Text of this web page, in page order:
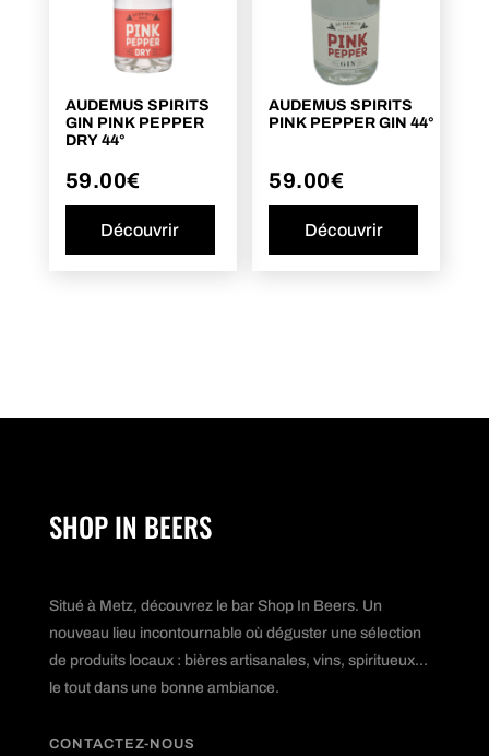
AUDEMUS SPIRITS
GIN PINK PEPPER
DRY 44°
59.00€
Découvrir
AUDEMUS SPIRITS
PINK PEPPER GIN 44°
59.00€
Découvrir
SHOP IN BEERS
Situé à Metz, découvrez le bar Shop In Beers. Un
nouveau lieu incontournable où déguster une sélection
de produits locaux : bières artisanales, vins, spiritueux...
le tout dans une bonne ambiance.
CONTACTEZ-NOUS